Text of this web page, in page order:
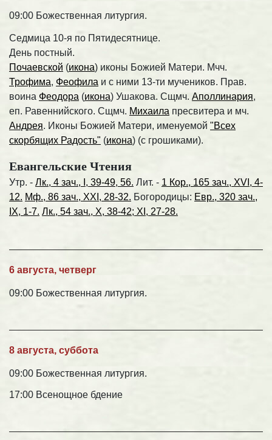
09:00 Божественная литургия.
Седмица 10-я по Пятидесятнице.
День постный.
Почаевской (икона) иконы Божией Матери. Мчч.
Трофима, Феофила и с ними 13-ти мучеников. Прав.
воина Феодора (икона) Ушакова. Сщмч. Аполлинария,
еп. Равеннийского. Сщмч. Михаила пресвитера и мч.
Андрея. Иконы Божией Матери, именуемой "Всех
скорбящих Радость" (икона) (с грошиками).
Евангельские Чтения
Утр. - Лк., 4 зач., I, 39-49, 56. Лит. - 1 Кор., 165 зач., XVI, 4-
12. Мф., 86 зач., XXI, 28-32. Богородицы: Евр., 320 зач.,
IX, 1-7. Лк., 54 зач., X, 38-42; XI, 27-28.
6 августа, четверг
09:00 Божественная литургия.
8 августа, суббота
09:00 Божественная литургия.
17:00 Всенощное бдение